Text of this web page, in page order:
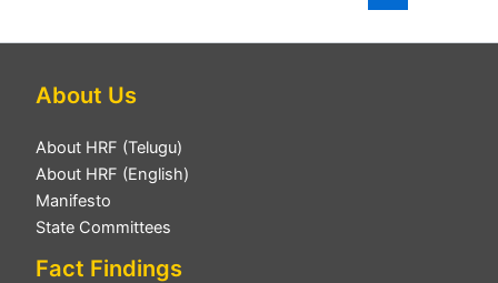
About Us
About HRF (Telugu)
About HRF (English)
Manifesto
State Committees
Fact Findings